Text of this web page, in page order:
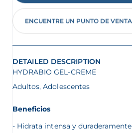
ENCUENTRE UN PUNTO DE VENTA
DETAILED DESCRIPTION
HYDRABIO GEL-CREME
Adultos, Adolescentes
Beneficios
Hidrata intensa y duraderamente